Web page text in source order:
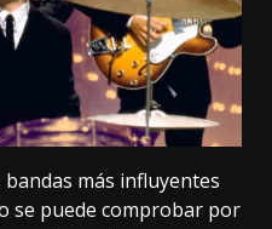
más influyentes
se puede comprobar por